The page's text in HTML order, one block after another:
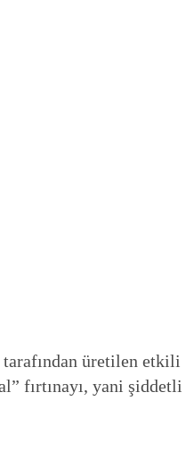
üretilen etkili
fırtınayı, yani şiddetli